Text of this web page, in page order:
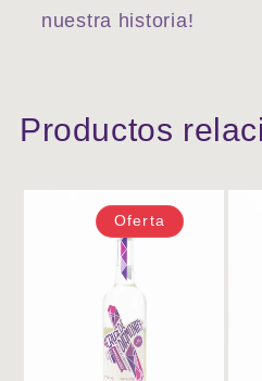
nuestra historia!
Productos
Oferta